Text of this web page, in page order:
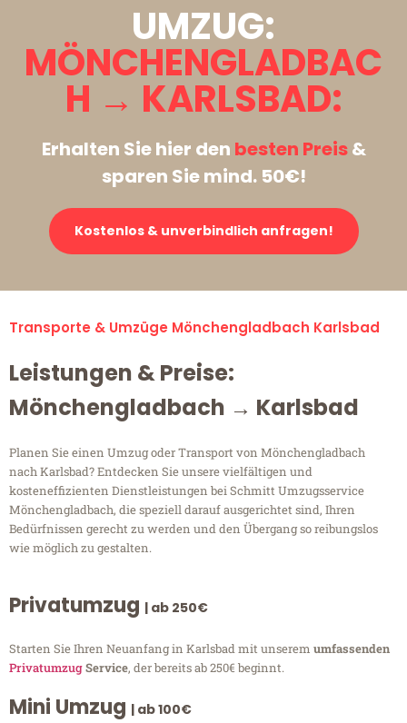
UMZUG:
MÖNCHENGLADBAC
H → KARLSBAD:
Erhalten Sie hier den besten Preis&
sparen Sie mind. 50€!
Kostenlos & unverbindlich anfragen!
Transporte & Umzüge Mönchengladbach Karlsbad
Leistungen & Preise:
Mönchengladbach → Karlsbad
Planen Sie einen Umzug oder Transport von Mönchengladbach
nach Karlsbad? Entdecken Sie unsere vielfältigen und
kosteneffizienten Dienstleistungen bei Schmitt Umzugsservice
Mönchengladbach, die speziell darauf ausgerichtet sind, Ihren
Bedürfnissen gerecht zu werden und den Übergang so reibungslos
wie möglich zu gestalten.
Privatumzug | ab 250€
Starten Sie Ihren Neuanfang in Karlsbad mit unserem umfassenden
PrivatumzugService, der bereits ab 250€ beginnt.
Mini Umzug | ab 100€